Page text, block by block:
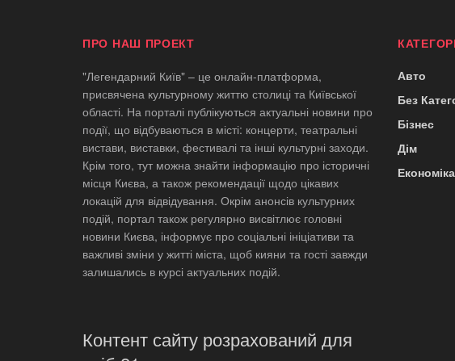
ПРО НАШ ПРОЕКТ
"Легендарний Київ" – це онлайн-платформа,
присвячена культурному життю столиці та Київської
області. На порталі публікуються актуальні новини про
події, що відбуваються в місті: концерти, театральні
вистави, виставки, фестивалі та інші культурні заходи.
Крім того, тут можна знайти інформацію про історичні
місця Києва, а також рекомендації щодо цікавих
локацій для відвідування. Окрім анонсів культурних
подій, портал також регулярно висвітлює головні
новини Києва, інформує про соціальні ініціативи та
важливі зміни у житті міста, щоб кияни та гості завжди
залишались в курсі актуальних подій.
Контент сайту розрахований для
Авто
Без
Бізнес
Дім
Економіка